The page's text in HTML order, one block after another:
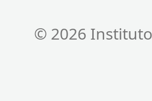
© 2026 Instituto